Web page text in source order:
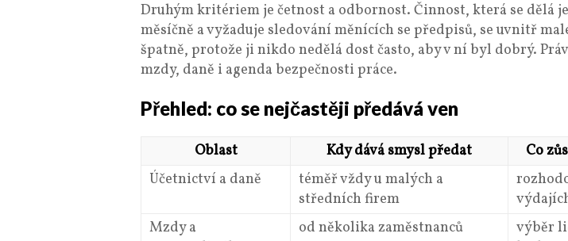
Druhým kritériem je četnost a odbornost. Činnost, která se dělá
měsíčně a vyžaduje sledování měnících se předpisů, se uvnitř
špatně, protože ji nikdo nedělá dost často, aby v ní byl dobrý.
mzdy, daně i agenda bezpečnosti práce.
Přehled: co se nejčastěji předává ven
Oblast Kdy dává smysl předat
Co
Účetnictví a daně
téměř vždy u malých a
středních firem
Mzdy a
od několika zaměstnanců
výběr